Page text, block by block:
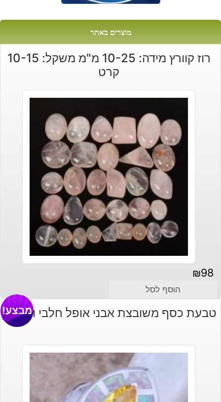
מוצרים באתר
רוז קוורץ מידה: 10-25 מ"מ משקל: 10-15
קרט
₪98
הוסף לסל
טבעת כסף משובצת אבני אופל חלבי וסיטרין
מבצע!